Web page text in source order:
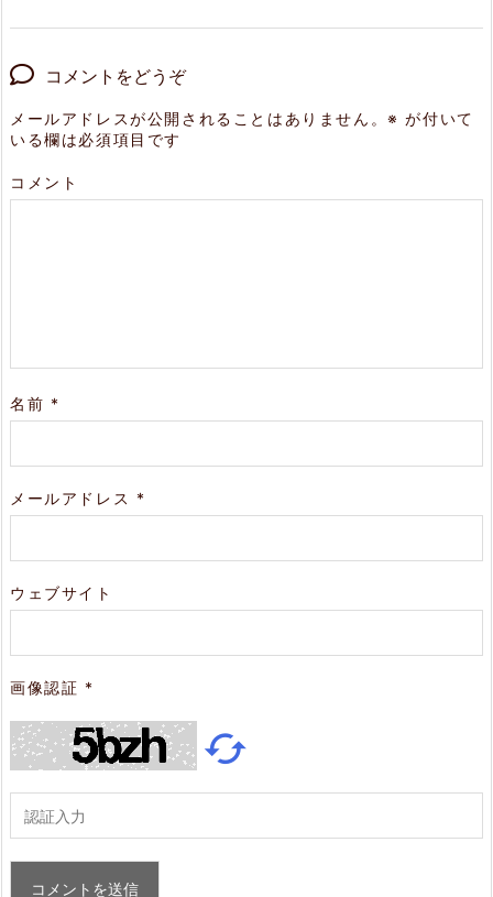
コメントをどうぞ
メールアドレスが公開されることはありません。※ が付いて
いる欄は必須項目です
コメント
名前 *
メールアドレス *
ウェブサイト
画像認証 *
